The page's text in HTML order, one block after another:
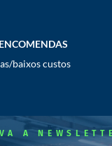
baixos custos
A